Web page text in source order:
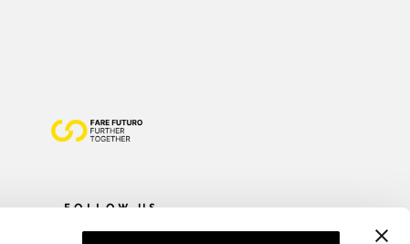
FOLLOW US